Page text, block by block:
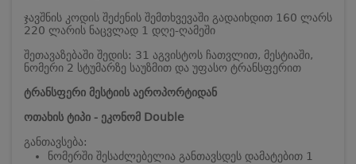
ჯავშნის კოდის შეძენის შემთხვევაში გადაიხდით 160 ლარს
220 ლარის ნაცვლად 1 დღე-ღამეში
შეთავაზებაში შედის: 31 აგვისტოს ჩათვლით, მესტიაში,
ნომერი 2 სტუმარზე საუზმით და უფასო ტრანსფერით
ტრანსფერი მესტიის აეროპორტიდან
ოთახის ტიპი - ეკონომ Double
განთავსება:
ნომერში შესაძლებელია განთავსდეს დამატებით 1